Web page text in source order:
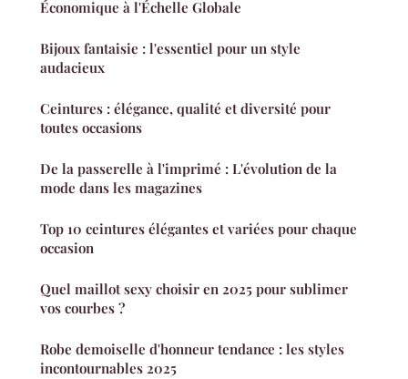
Économique à l'Échelle Globale
Bijoux fantaisie : l'essentiel pour un style
audacieux
Ceintures : élégance, qualité et diversité pour
toutes occasions
De la passerelle à l'imprimé : L'évolution de la
mode dans les magazines
Top 10 ceintures élégantes et variées pour chaque
occasion
Quel maillot sexy choisir en 2025 pour sublimer
vos courbes ?
Robe demoiselle d'honneur tendance : les styles
incontournables 2025